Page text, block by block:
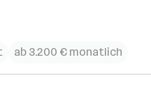
ab 3.200 € monatlich